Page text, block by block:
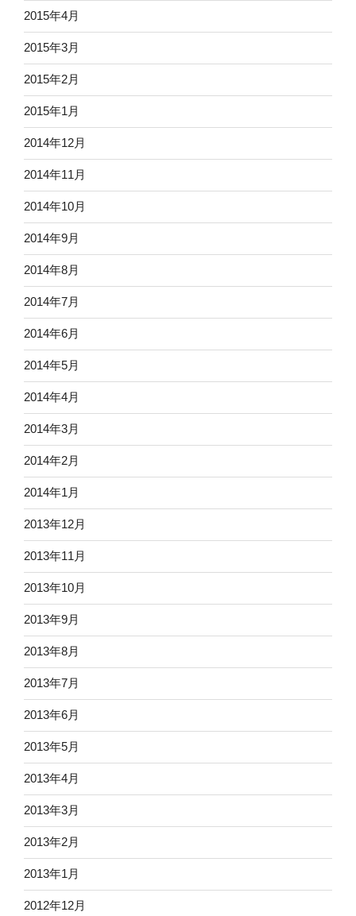
2015年4月
2015年3月
2015年2月
2015年1月
2014年12月
2014年11月
2014年10月
2014年9月
2014年8月
2014年7月
2014年6月
2014年5月
2014年4月
2014年3月
2014年2月
2014年1月
2013年12月
2013年11月
2013年10月
2013年9月
2013年8月
2013年7月
2013年6月
2013年5月
2013年4月
2013年3月
2013年2月
2013年1月
2012年12月